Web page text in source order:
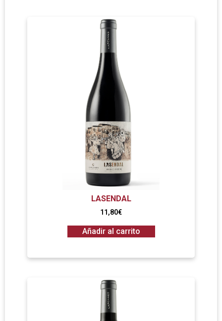
LASENDAL
11,80€
Añadir al carrito